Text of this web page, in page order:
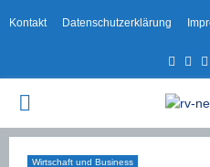
Kontakt Datenschutzerklärung
PRIMARY
MENU
Wirtschaft und Business